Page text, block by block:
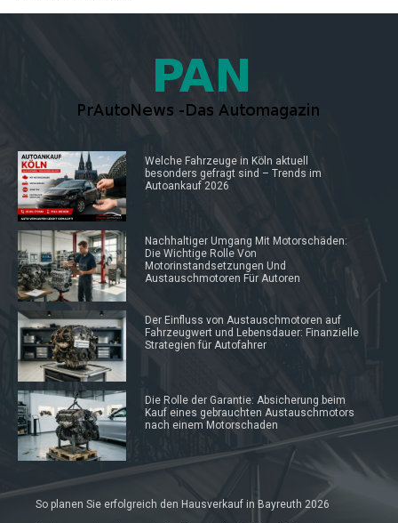
Welche Fahrzeuge in Köln aktuell
besonders gefragt sind – Trends im
Autoankauf 2026
Nachhaltiger Umgang Mit Motorschäden:
Die Wichtige Rolle Von
Motorinstandsetzungen Und
Austauschmotoren Für Autoren
Der Einfluss von Austauschmotoren auf
Fahrzeugwert und Lebensdauer: Finanzielle
Strategien für Autofahrer
Die Rolle der Garantie: Absicherung beim
Kauf eines gebrauchten Austauschmotors
nach einem Motorschaden
So planen Sie erfolgreich den Hausverkauf in Bayreuth 2026